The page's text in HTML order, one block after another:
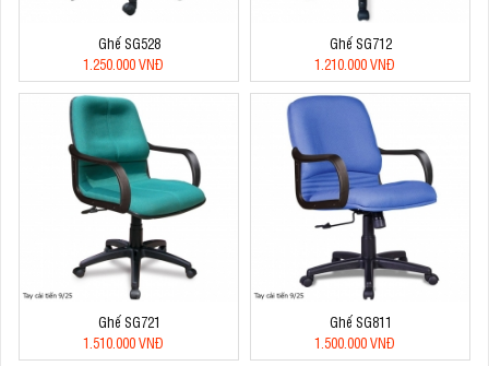
Ghế SG528
1.250.000 VNĐ
Ghế SG712
1.210.000 VNĐ
Ghế SG721
1.510.000 VNĐ
Ghế SG811
1.500.000 VNĐ